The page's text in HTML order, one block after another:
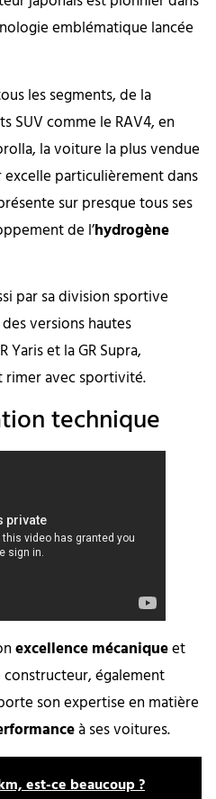
emblématique lancée
les segments, de la
SUV comme le RAV4, en
la voiture la plus vendue
particulièrement dans
sur presque tous ses
de l’hydrogène
par sa division sportive
versions hautes
Yaris et la GR Supra,
avec sportivité.
technique
excellence mécaniqueet
constructeur, également
son expertise en matière
à ses voitures.
est-ce beaucoup ?